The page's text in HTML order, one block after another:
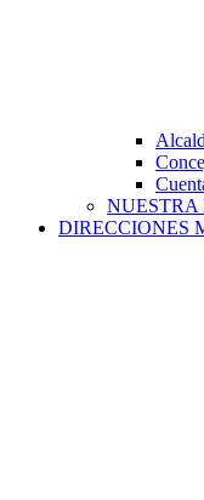
NUESTRA
DIRECCIONES